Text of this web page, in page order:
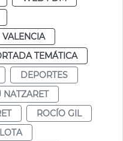
VALENCIA
TEMÁTICA
DEPORTES
NATZARET
ROCÍO GIL